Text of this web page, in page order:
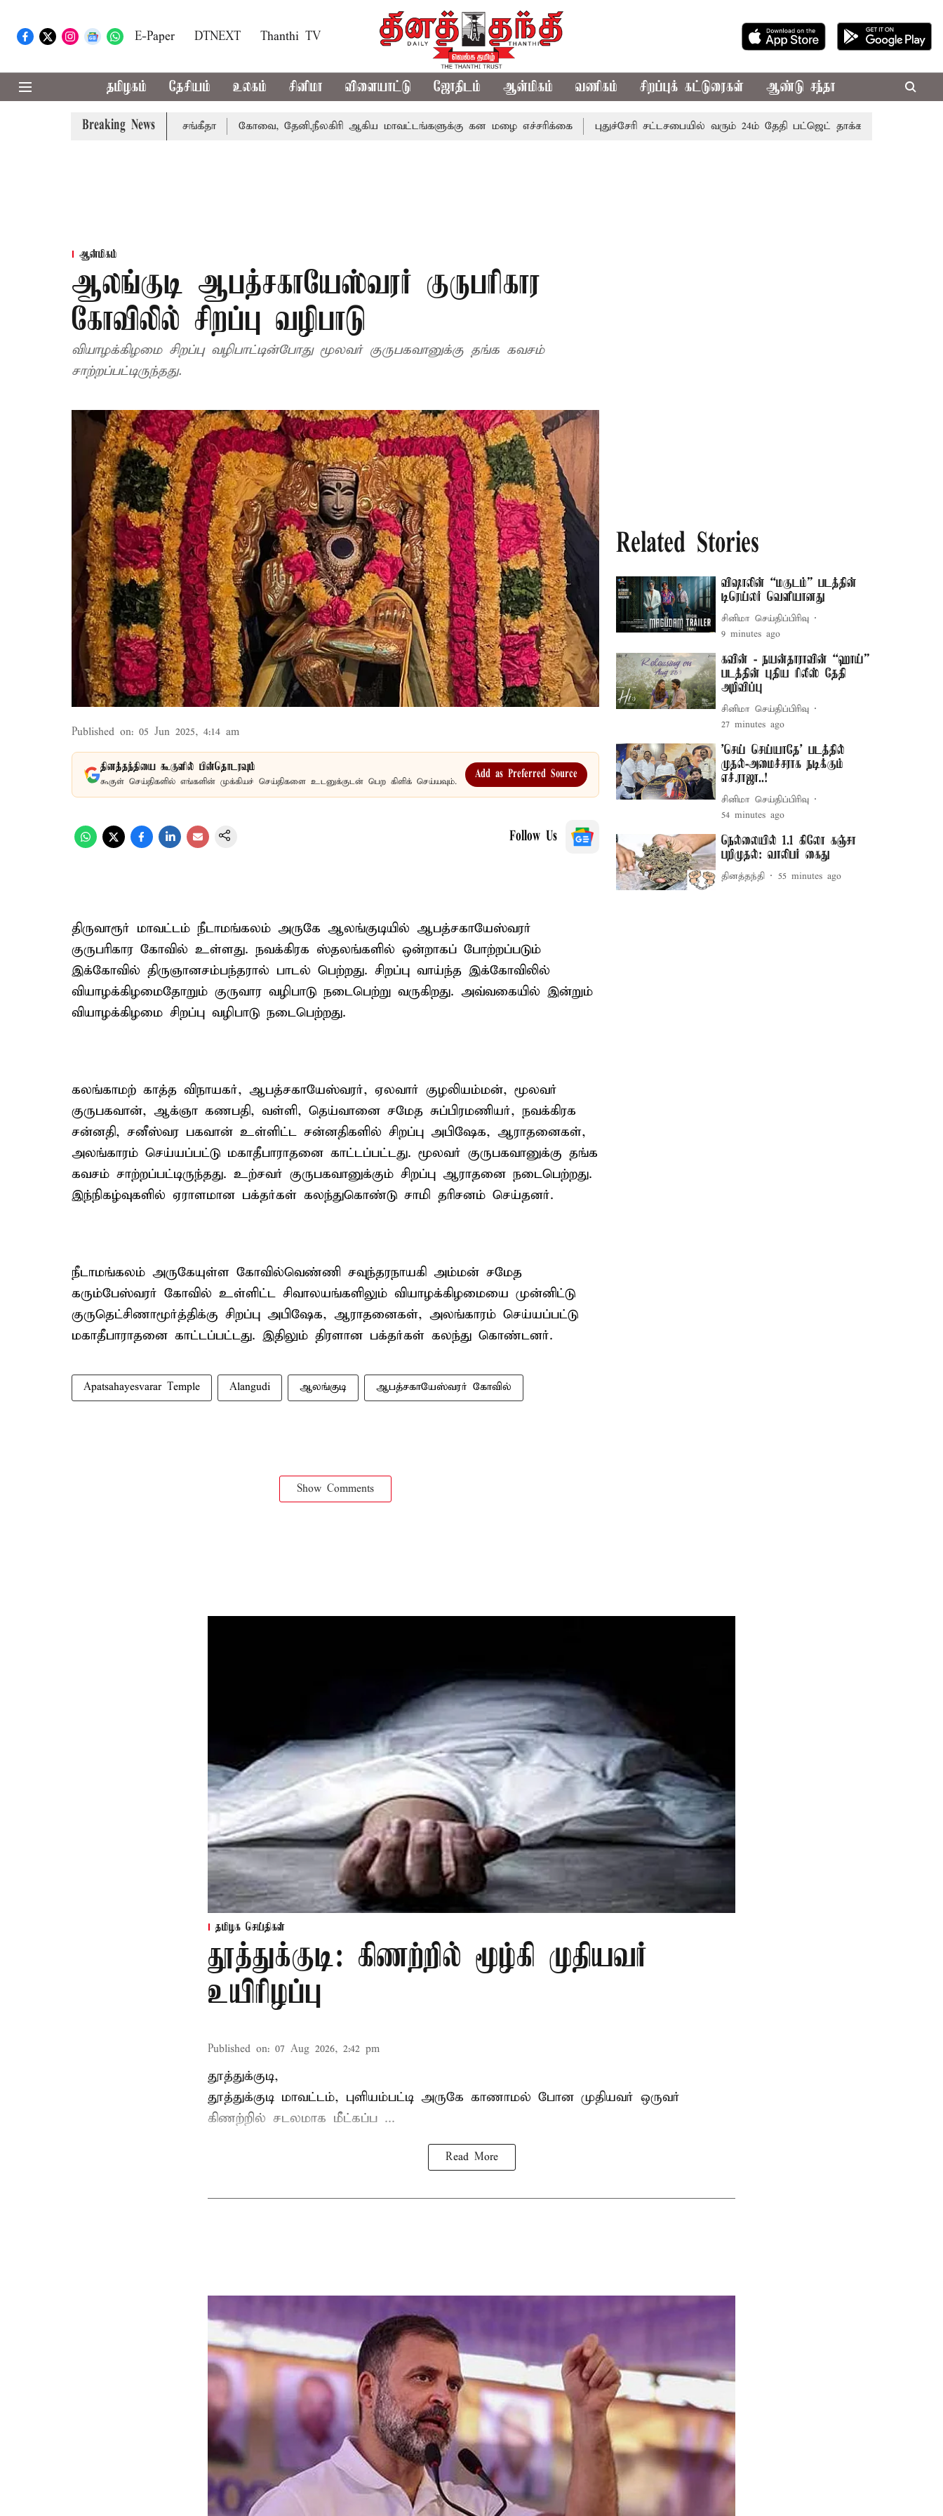
E-Paper DTNEXT Thanthi TV
தமிழகம் தேசியம் உலகம் சினிமா விளையாட்டு ஜோதிடம் ஆன்மிகம் வணிகம் சிறப்புக் கட்டுரைகள் ஆண்டு சந்தா
Breaking News
வழக்கை வாபஸ் பெற்றார் சங்கீதா கோவை, தேனி,நீலகிரி ஆகிய மாவட்டங்களுக்கு கன மழை எச்சரிக்கை புதுச்சேரி சட்டசபையில் வரும் 24ம் தேதி பட்ஜெட் தாக்கல் செய்கிறார் முதல்-
ஆன்மிகம்
ஆலங்குடி ஆபத்சகாயேஸ்வரர் குருபரிகார
கோவிலில் சிறப்பு வழிபாடு
வியாழக்கிழமை சிறப்பு வழிபாட்டின்போது மூலவர் குருபகவானுக்கு தங்க கவசம்
சாற்றப்பட்டிருந்தது.
Published on: 05 Jun 2025, 4:14 am
தினத்தந்தியை கூகுளில் பின்தொடரவும்
கூகுள் செய்திகளில் எங்களின் முக்கியச் செய்திகளை உடனுக்குடன் பெற கிளிக் செய்யவும்.
Add as Preferred Source
Follow Us
திருவாரூர் மாவட்டம் நீடாமங்கலம் அருகே ஆலங்குடியில் ஆபத்சகாயேஸ்வரர்
குருபரிகார கோவில் உள்ளது. நவக்கிரக ஸ்தலங்களில் ஒன்றாகப் போற்றப்படும்
இக்கோவில் திருஞானசம்பந்தரால் பாடல் பெற்றது. சிறப்பு வாய்ந்த இக்கோவிலில்
வியாழக்கிழமைதோறும் குருவார வழிபாடு நடைபெற்று வருகிறது. அவ்வகையில் இன்றும்
வியாழக்கிழமை சிறப்பு வழிபாடு நடைபெற்றது.
கலங்காமற் காத்த விநாயகர், ஆபத்சகாயேஸ்வரர், ஏலவார் குழலியம்மன், மூலவர்
குருபகவான், ஆக்ஞா கணபதி, வள்ளி, தெய்வானை சமேத சுப்பிரமணியர், நவக்கிரக
சன்னதி, சனீஸ்வர பகவான் உள்ளிட்ட சன்னதிகளில் சிறப்பு அபிஷேக, ஆராதனைகள்,
அலங்காரம் செய்யப்பட்டு மகாதீபாராதனை காட்டப்பட்டது. மூலவர் குருபகவானுக்கு தங்க
கவசம் சாற்றப்பட்டிருந்தது. உற்சவர் குருபகவானுக்கும் சிறப்பு ஆராதனை நடைபெற்றது.
இந்நிகழ்வுகளில் ஏராளமான பக்தர்கள் கலந்துகொண்டு சாமி தரிசனம் செய்தனர்.
நீடாமங்கலம் அருகேயுள்ள கோவில்வெண்ணி சவுந்தரநாயகி அம்மன் சமேத
கரும்பேஸ்வரர் கோவில் உள்ளிட்ட சிவாலயங்களிலும் வியாழக்கிழமையை முன்னிட்டு
குருதெட்சிணாமூர்த்திக்கு சிறப்பு அபிஷேக, ஆராதனைகள், அலங்காரம் செய்யப்பட்டு
மகாதீபாராதனை காட்டப்பட்டது. இதிலும் திரளான பக்தர்கள் கலந்து கொண்டனர்.
Apatsahayesvarar Temple Alangudi ஆலங்குடி ஆபத்சகாயேஸ்வரர் கோவில்
Show Comments
Related Stories
விஷாலின் “மகுடம்” படத்தின்
டிரெய்லர் வெளியானது
சினிமா செய்திப்பிரிவு
9 minutes ago
கவின் - நயன்தாராவின் “ஹாய்”
படத்தின் புதிய ரிலீஸ் தேதி
அறிவிப்பு
சினிமா செய்திப்பிரிவு
27 minutes ago
'செய் செய்யாதே' படத்தில்
முதல்-அமைச்சராக நடிக்கும்
எச்.ராஜா..!
சினிமா செய்திப்பிரிவு
54 minutes ago
நெல்லையில் 1.1 கிலோ கஞ்சா
பறிமுதல்: வாலிபர் கைது
தினத்தந்தி 55 minutes ago
தமிழக செய்திகள்
தூத்துக்குடி: கிணற்றில் மூழ்கி முதியவர்
உயிரிழப்பு
Published on: 07 Aug 2026, 2:42 pm
தூத்துக்குடி,
தூத்துக்குடி மாவட்டம், புளியம்பட்டி அருகே காணாமல் போன முதியவர் ஒருவர்
கிணற்றில் சடலமாக மீட்கப்ப ...
Read More